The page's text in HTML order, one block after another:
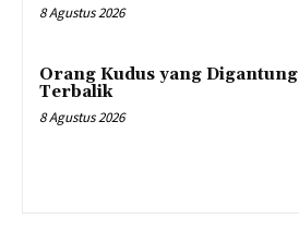
8 Agustus 2026
Orang Kudus yang Digantung
Terbalik
8 Agustus 2026